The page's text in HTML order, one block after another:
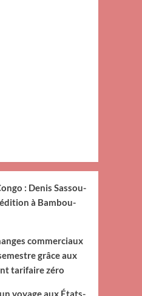
: Denis Sassou-
édition à Bambou-
commerciaux
grâce aux
tarifaire zéro
voyage aux États-